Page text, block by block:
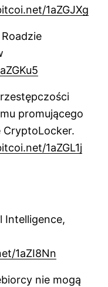
1aZGJXg
promującego
CryptoLocker.
1aZGL1j
Intelligence,
1aZI8Nn
nie mogą